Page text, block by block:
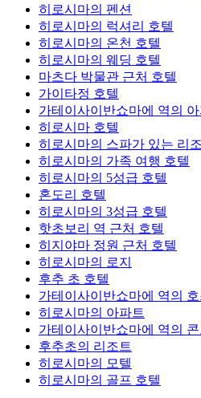
히로시마의 펜션
히로시마의 럭셔리 호텔
히로시마의 온천 호텔
히로시마의 웨딩 호텔
마츠다 박물관 근처 호텔
가이타정 호텔
가테이사이반쇼마에 역의
히로시마 호텔
히로시마의 스파가 있는 리
히로시마의 가족 여행 호텔
히로시마의 5성급 호텔
혼도리 호텔
히로시마의 3성급 호텔
핫초보리 역 근처 호텔
히지야마 정원 근처 호텔
히로시마의 로지
후추 초 호텔
가테이사이반쇼마에 역의 호
히로시마의 아파트
가테이사이반쇼마에 역의 콘
후추초의 리조트
히로시마의 모텔
히로시마의 골프 호텔